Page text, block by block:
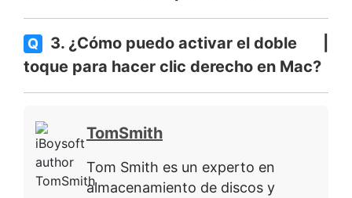
Q
3. ¿Cómo puedo activar el doble
toque para hacer clic derecho en Mac?
TomSmith
Tom Smith es un experto en
almacenamiento de discos y